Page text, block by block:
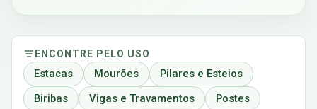
ENCONTRE PELO USO
Estacas Mourões
Pilares e Esteios
Biribas
Vigas e Travamentos
Postes